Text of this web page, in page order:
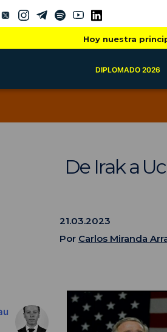
Hoy nuestra
DIPLOMADO 2026
De Irak a
21.03.2023
Por Carlos Miranda